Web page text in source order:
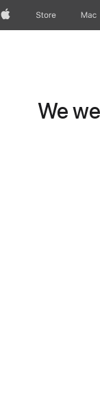
AppleStore Mac
We